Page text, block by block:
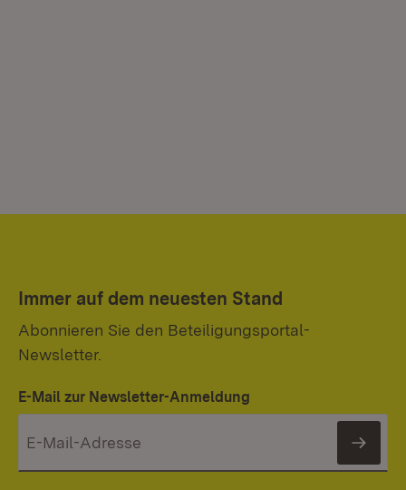
Immer auf dem neuesten Stand
Abonnieren Sie den Beteiligungsportal-
Newsletter.
E-Mail zur Newsletter-Anmeldung